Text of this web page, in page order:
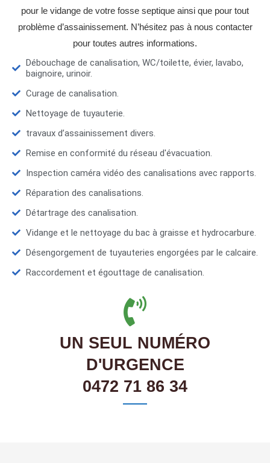
pour le vidange de votre fosse septique ainsi que pour tout
problème d’assainissement. N’hésitez pas à nous contacter
pour toutes autres informations.
Débouchage de canalisation, WC/toilette, évier, lavabo,
baignoire, urinoir.
Curage de canalisation.
Nettoyage de tuyauterie.
travaux d’assainissement divers.
Remise en conformité du réseau d'évacuation.
Inspection caméra vidéo des canalisations avec rapports.
Réparation des canalisations.
Détartrage des canalisation.
Vidange et le nettoyage du bac à graisse et hydrocarbure.
Désengorgement de tuyauteries engorgées par le calcaire.
Raccordement et égouttage de canalisation.
UN SEUL NUMÉRO
D'URGENCE
0472 71 86 34